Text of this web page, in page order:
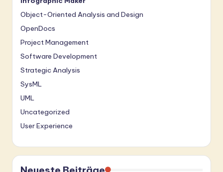
Object-Oriented Analysis and Design
OpenDocs
Project Management
Software Development
Strategic Analysis
SysML
UML
Uncategorized
User Experience